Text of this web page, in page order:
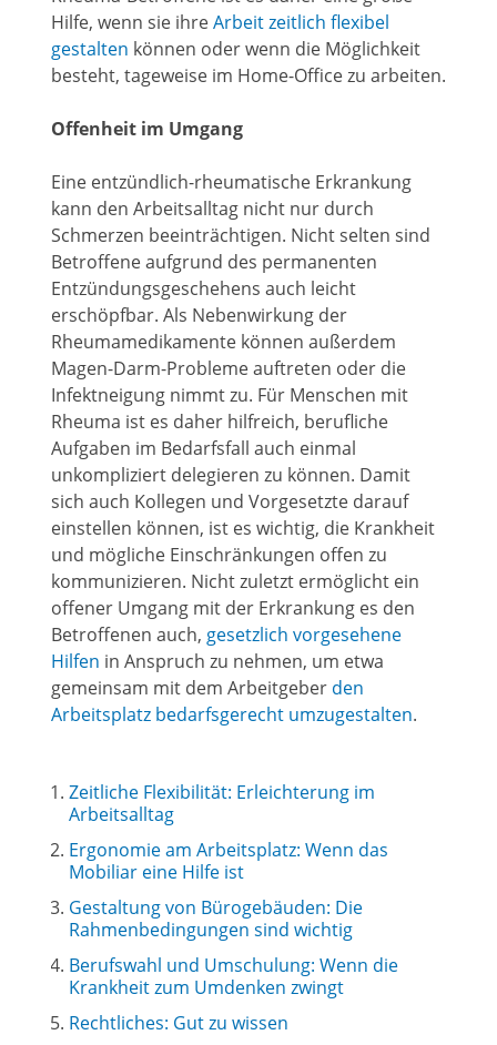
Hilfe, wenn sie ihreArbeit zeitlich flexibel
gestalten können oder wenn die Möglichkeit
besteht, tageweise im Home-Office zu arbeiten.
Offenheit im Umgang
Eine entzündlich-rheumatische Erkrankung
kann den Arbeitsalltag nicht nur durch
Schmerzen beeinträchtigen. Nicht selten sind
Betroffene aufgrund des permanenten
Entzündungsgeschehens auch leicht
erschöpfbar. Als Nebenwirkung der
Rheumamedikamente können außerdem
Magen-Darm-Probleme auftreten oder die
Infektneigung nimmt zu. Für Menschen mit
Rheuma ist es daher hilfreich, berufliche
Aufgaben im Bedarfsfall auch einmal
unkompliziert delegieren zu können. Damit
sich auch Kollegen und Vorgesetzte darauf
einstellen können, ist es wichtig, die Krankheit
und mögliche Einschränkungen offen zu
kommunizieren. Nicht zuletzt ermöglicht ein
offener Umgang mit der Erkrankung es den
Betroffenen auch, gesetzlich vorgesehene
Hilfen in Anspruch zu nehmen, um etwa
gemeinsam mit dem Arbeitgeber den
Arbeitsplatz bedarfsgerecht umzugestalten.
Zeitliche Flexibilität: Erleichterung im
Arbeitsalltag
Ergonomie am Arbeitsplatz: Wenn das
Mobiliar eine Hilfe ist
Gestaltung von Bürogebäuden: Die
Rahmenbedingungen sind wichtig
Berufswahl und Umschulung: Wenn die
Krankheit zum Umdenken zwingt
Rechtliches: Gut zu wissen